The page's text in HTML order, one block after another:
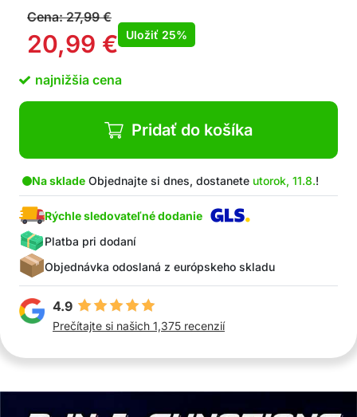
vysoký lesk
Pomáha zakryť a opraviť škrabance a odreniny
Ušetrite čas a peniaze a vyhnite sa drahému
Balenie obsahuje: 1x sprej na auto 3v1 + 1x sprej
na auto 3v1 ZDARMA
Cena:27,99€
20,99 € Uložiť 25%
najnižšia cena
Pridať do košíka
Na sklade Objednajte si dnes, dostanete utorok, 11.8.!
Rýchle sledovateľné dodanie
Platba pri dodaní
Objednávka odoslaná z európskeho skladu
4.9
Prečítajte si našich 1,375 recenzií